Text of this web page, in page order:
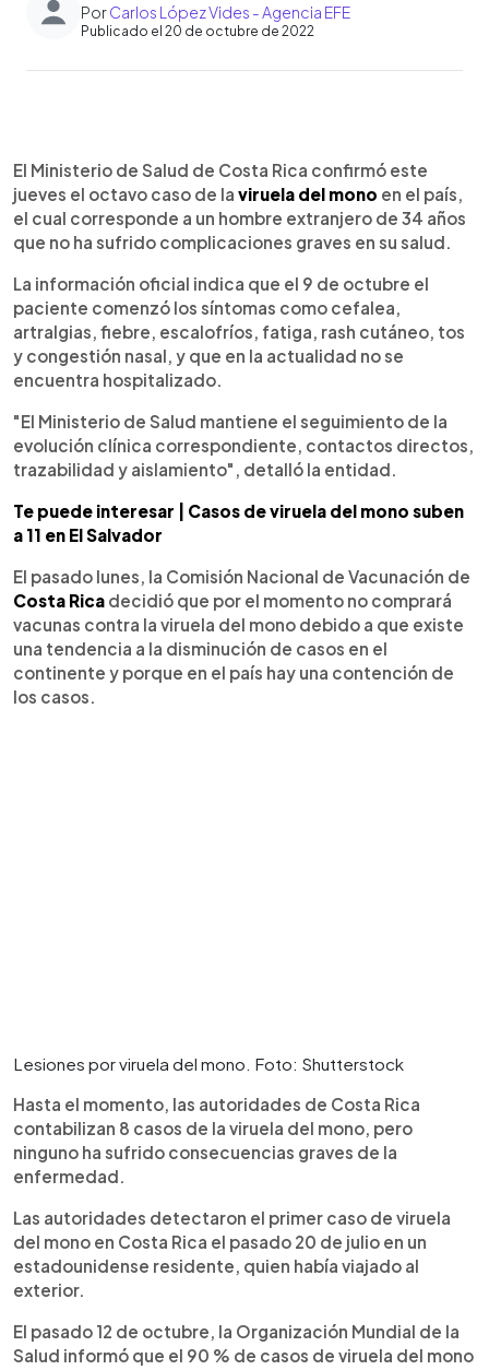
PorCarlos López Vides - Agencia EFE
Publicado el 20 de octubre de 2022
► Escuchar artículo
El Ministerio de Salud de Costa Rica confirmó este
jueves el octavo caso de la viruela del mono en el país,
el cual corresponde a un hombre extranjero de 34 años
que no ha sufrido complicaciones graves en su salud.
La información oficial indica que el 9 de octubre el
paciente comenzó los síntomas como cefalea,
artralgias, fiebre, escalofríos, fatiga, rash cutáneo, tos
y congestión nasal, y que en la actualidad no se
encuentra hospitalizado.
"El Ministerio de Salud mantiene el seguimiento de la
evolución clínica correspondiente, contactos directos,
trazabilidad y aislamiento", detalló la entidad.
Te puede interesar | Casos de viruela del mono suben
a 11 en El Salvador
El pasado lunes, la Comisión Nacional de Vacunación de
Costa Rica decidió que por el momento no comprará
vacunas contra la viruela del mono debido a que existe
una tendencia a la disminución de casos en el
continente y porque en el país hay una contención de
los casos.
Lesiones por viruela del mono. Foto: Shutterstock
Hasta el momento, las autoridades de Costa Rica
contabilizan 8 casos de la viruela del mono, pero
ninguno ha sufrido consecuencias graves de la
enfermedad.
Las autoridades detectaron el primer caso de viruela
del mono en Costa Rica el pasado 20 de julio en un
estadounidense residente, quien había viajado al
exterior.
El pasado 12 de octubre, la Organización Mundial de la
Salud informó que el 90 % de casos de viruela del mono